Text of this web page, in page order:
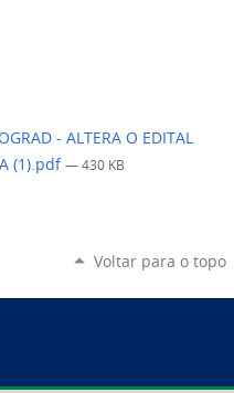
- ALTERA O EDITAL
(1).pdf — 430 KB
Voltar para o topo